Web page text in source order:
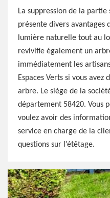
La suppression de la
présente divers avantages
lumière naturelle tout au
revivifie également un
immédiatement les
Espaces Verts si vous
arbre. Le siège de la
département 58420. Vous
voulez avoir des
service en charge de la
questions sur l’étêtage.